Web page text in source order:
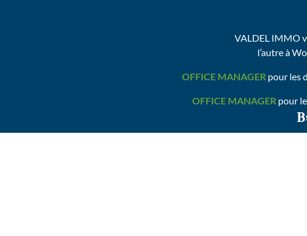
VALDEL IMMO
l’autre à
OFFICE MANAGER pour les
OFFICE MANAGER pour